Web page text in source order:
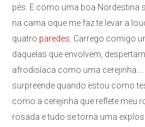
pés. E como uma boa Nordestina
na cama oque me faz te levar a
quatro paredes . Carrego comigo
daquelas que envolvem,
afrodisíaca como uma
surpreende quando estou como
como a cerejinha que reflete meu
rosada e tudo se torna uma